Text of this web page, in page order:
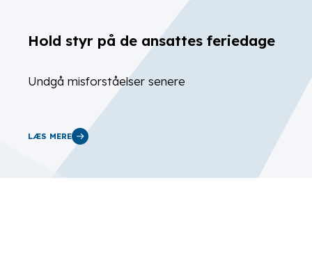
Hold styr på de ansattes feriedage
Undgå misforståelser senere
LÆS MERE